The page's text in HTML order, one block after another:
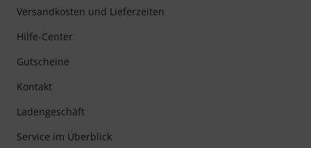
Versandkosten und Lieferzeiten
Hilfe-Center
Gutscheine
Kontakt
Ladengeschäft
Service im Überblick